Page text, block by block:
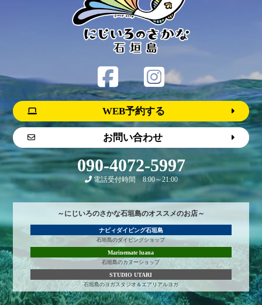
WEB予約する
お問い合わせ
090-4072-5997
電話受付時間 8:00～21:00
～にじいろのさかな石垣島のオススメのお店～
ナビィダイビング石垣島
石垣島のダイビングショップ
Marinemate luana
石垣島のカヌーショップ
STUDIO UTARI
石垣島のヨガスタジオ＆エアリアルヨガ